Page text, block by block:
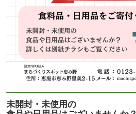
未開封・未使用の